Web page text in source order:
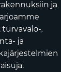
ja
,
ja